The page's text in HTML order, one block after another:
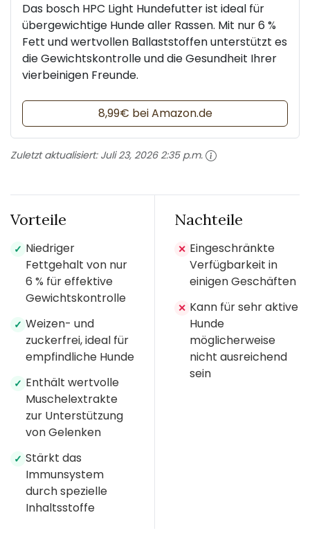
Das bosch HPC Light Hundefutter ist ideal für
übergewichtige Hunde aller Rassen. Mit nur 6 %
Fett und wertvollen Ballaststoffen unterstützt es
die Gewichtskontrolle und die Gesundheit Ihrer
vierbeinigen Freunde.
8,99€ bei Amazon.de
Zuletzt aktualisiert: Juli 23, 2026 2:35 p.m.
Vorteile
✓ Niedriger
Fettgehalt von nur
6 % für effektive
Gewichtskontrolle
✓ Weizen- und
zuckerfrei, ideal für
empfindliche Hunde
✓ Enthält wertvolle
Muschelextrakte
zur Unterstützung
von Gelenken
✓ Stärkt das
Immunsystem
durch spezielle
Inhaltsstoffe
Nachteile
✕ Eingeschränkte
Verfügbarkeit in
einigen Geschäften
✕ Kann für sehr aktive
Hunde
möglicherweise
nicht ausreichend
sein